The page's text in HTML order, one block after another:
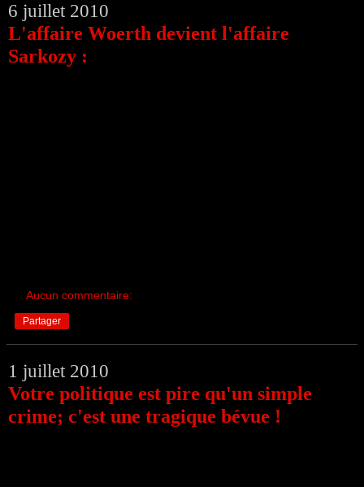
6 juillet 2010
L'affaire Woerth devient l'affaire
Sarkozy :
Aucun commentaire:
Partager
1 juillet 2010
Votre politique est pire qu'un simple
crime; c'est une tragique bévue !